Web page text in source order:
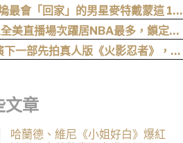
盟
最會「回家」的男星麥特戴蒙這 12
個回家難度最高？
美直播場次躍居NBA最多，鎖定開
與聖誕大戰
下一部先拍真人版《火影忍者》，電
文章
哈蘭德、維尼《小姐好白》爆紅